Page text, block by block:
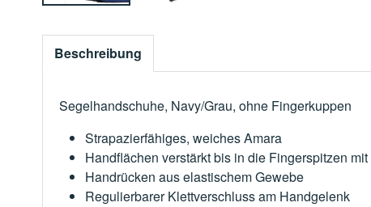
Beschreibung
Segelhandschuhe, Navy/Grau, ohne Fingerkuppen
Strapazierfähiges, weiches Amara
Handflächen verstärkt bis in die Fingerspitzen
Handrücken aus elastischem Gewebe
Regulierbarer Klettverschluss am Handgelenk